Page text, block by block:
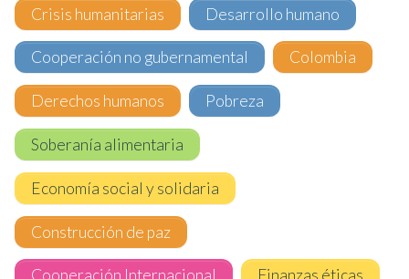
Crisis humanitarias Desarrollo humano
Cooperación no gubernamental Colombia
Derechos humanos Pobreza
Soberanía alimentaria
Economía social y solidaria
Construcción de paz
Cooperación Internacional Finanzas éticas